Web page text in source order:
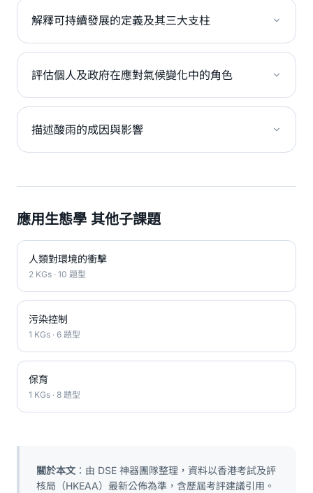
解釋可持續發展的定義及其三大支柱
評估個人及政府在應對氣候變化中的角色
描述酸雨的成因與影響
應用生態學 其他子課題
人類對環境的衝擊
2 KGs · 10 題型
污染控制
1 KGs · 6 題型
保育
1 KGs · 8 題型
關於本文 ：由 DSE 神器團隊整理，資料以香港考試及評
核局（HKEAA）最新公佈為準，含歷屆考評建議引用。